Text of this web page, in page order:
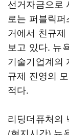
선거자금으로
로는 퍼블릭
거에서 친규
보고 있다. 뉴
기술기업계의
규제 진영의
적다.
리딩더퓨처의